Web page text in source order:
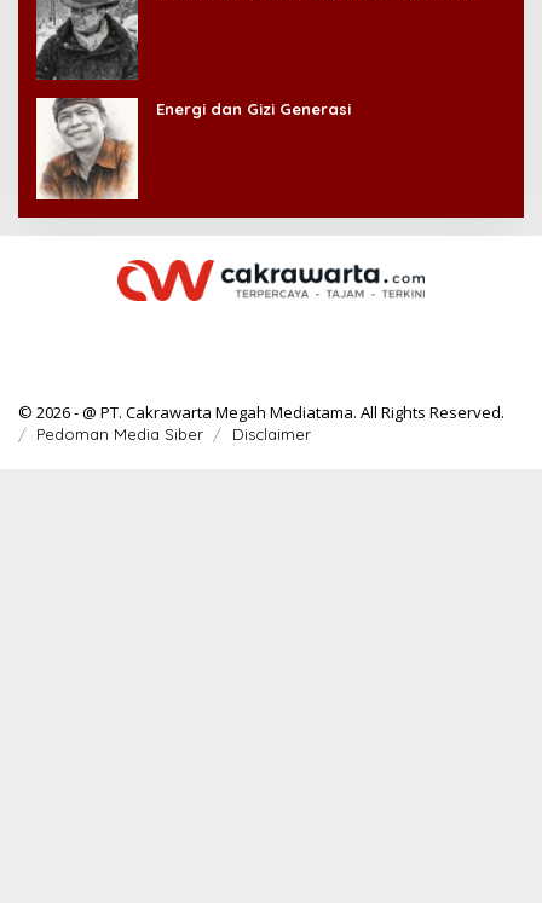
Energi dan Gizi Generasi
© 2026 - @ PT. Cakrawarta Megah Mediatama. All Rights Reserved.
Pedoman Media Siber Disclaimer